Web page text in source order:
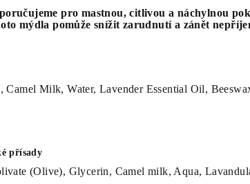
pro mastnou, citlivou a náchylnou
mýdla pomůže snížit zarudnutí a zánět
Camel Milk, Water, Lavender Essential Oil,
přísady
(Olive), Glycerin, Camel milk, Aqua,